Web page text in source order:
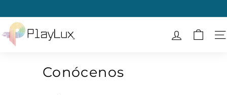
directamente
contenido
diapositivas
P
Conócenos